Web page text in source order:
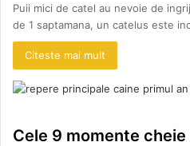
Puii mici de catel au nevoie de
de 1 saptamana, un catelus este
Citeste mai mult
Cele 9 momente